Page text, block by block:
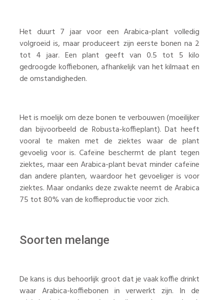
Het duurt 7 jaar voor een Arabica-plant volledig
volgroeid is, maar produceert zijn eerste bonen na 2
tot 4 jaar. Een plant geeft van 0.5 tot 5 kilo
gedroogde koffiebonen, afhankelijk van het kilmaat en
de omstandigheden.
Het is moelijk om deze bonen te verbouwen (moeilijker
dan bijvoorbeeld de Robusta-koffieplant). Dat heeft
vooral te maken met de ziektes waar de plant
gevoelig voor is. Cafeïne beschermt de plant tegen
ziektes, maar een Arabica-plant bevat minder cafeïne
dan andere planten, waardoor het gevoeliger is voor
ziektes. Maar ondanks deze zwakte neemt de Arabica
75 tot 80% van de koffieproductie voor zich.
Soorten melange
De kans is dus behoorlijk groot dat je vaak koffie drinkt
waar Arabica-koffiebonen in verwerkt zijn. In de